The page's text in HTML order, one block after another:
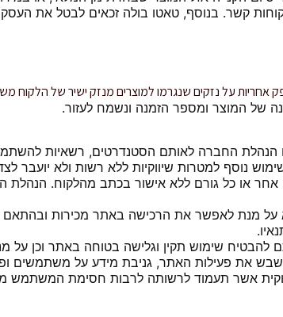
קשר. בנוסף, טאטו בולה זכאים לבטל את
אחריות על נזקים שנגרמו למוצרים מנזק ישיר של הלקוח
הנהלת החברה לאותם הסטנדרטים, רשאיות
נוסף למטרות שיווקיות ללא רשות ולא יועבר
או כל גורם ללא אישור בכתב מהלקוח. הנהלת
מנת לאפשר את הרכישה באתר מכירות ובהתאם
שימוש תקין וגלישה בטוחה באתר וכן על
את פעילות האתר, גניבת מידע על משתמשים
אשר תעמוד לרשותה לרבות חסימת המשתמש